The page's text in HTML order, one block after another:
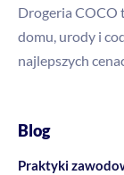
Drogeria COCO
domu, urody i
najlepszych
Blog
Praktyki